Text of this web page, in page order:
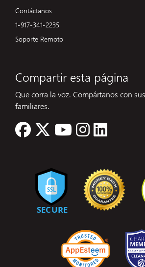
Contáctanos
1-917-341-2235
Soporte Remoto
Compartir esta página
Que corra la voz. Compártanos con
familiares.